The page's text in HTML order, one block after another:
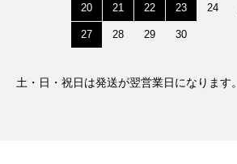
20 21 22 23 24
27 28 29 30
土・日・祝日は発送が翌営業日になります。